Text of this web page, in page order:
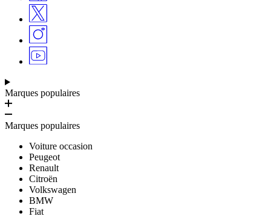
Marques populaires
Marques populaires
Voiture occasion
Peugeot
Renault
Citroën
Volkswagen
BMW
Fiat